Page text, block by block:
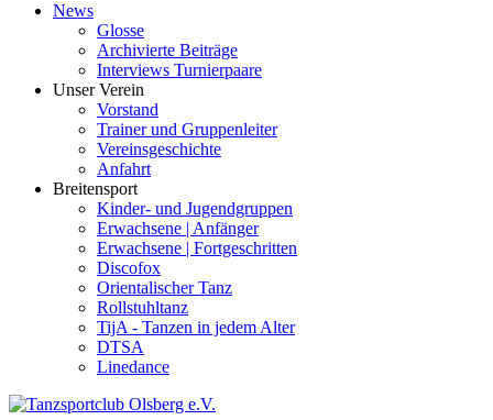
News
Glosse
Archivierte Beiträge
Interviews Turnierpaare
Unser Verein
Vorstand
Trainer und Gruppenleiter
Vereinsgeschichte
Anfahrt
Breitensport
Kinder- und Jugendgruppen
Erwachsene | Anfänger
Erwachsene | Fortgeschritten
Discofox
Orientalischer Tanz
Rollstuhltanz
TijA - Tanzen in jedem Alter
DTSA
Linedance